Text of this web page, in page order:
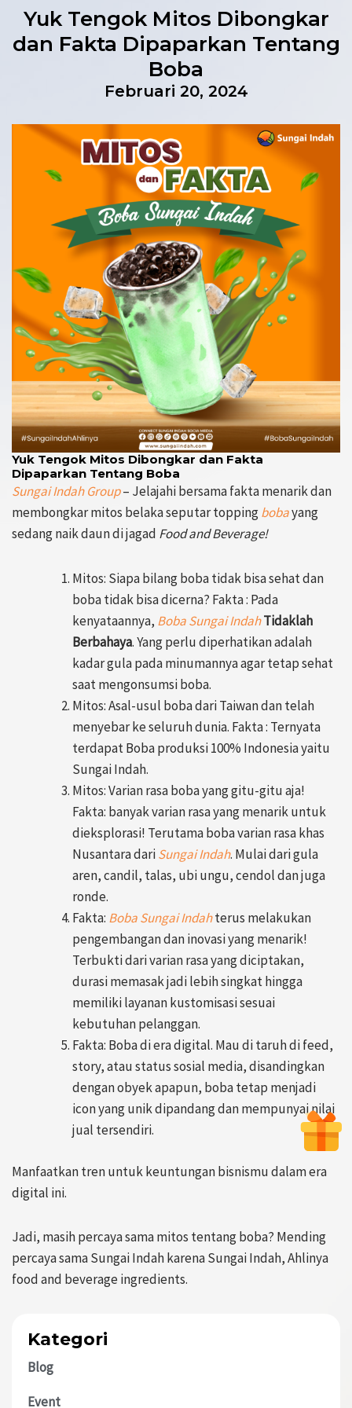
Kategori
Blog
Event
Yuk Tengok Mitos Dibongkar
dan Fakta Dipaparkan Tentang
Boba
Februari 20, 2024
Yuk Tengok Mitos Dibongkar dan Fakta
Dipaparkan Tentang Boba
Sungai Indah Group– Jelajahi bersama fakta menarik dan
membongkar mitos belaka seputar toppingbobayang
sedang naik daun di jagad Food and Beverage!
Mitos: Siapa bilang boba tidak bisa sehat dan
boba tidak bisa dicerna? Fakta : Pada
kenyataannya, Boba Sungai Indah Tidaklah
Berbahaya. Yang perlu diperhatikan adalah
kadar gula pada minumannya agar tetap sehat
saat mengonsumsi boba.
Mitos: Asal-usul boba dari Taiwan dan telah
menyebar ke seluruh dunia. Fakta : Ternyata
terdapat Boba produksi 100% Indonesia yaitu
Sungai Indah.
Mitos: Varian rasa boba yang gitu-gitu aja!
Fakta: banyak varian rasa yang menarik untuk
dieksplorasi! Terutama boba varian rasa khas
Nusantara dariSungai Indah. Mulai dari gula
aren, candil, talas, ubi ungu, cendol dan juga
ronde.
Fakta: Boba Sungai Indahterus melakukan
pengembangan dan inovasi yang menarik!
Terbukti dari varian rasa yang diciptakan,
durasi memasak jadi lebih singkat hingga
memiliki layanan kustomisasi sesuai
kebutuhan pelanggan.
Fakta: Boba di era digital. Mau di taruh di feed,
story, atau status sosial media, disandingkan
dengan obyek apapun, boba tetap menjadi
icon yang unik dipandang dan mempunyai nilai
jual tersendiri.
Manfaatkan tren untuk keuntungan bisnismu dalam era
digital ini.
Jadi, masih percaya sama mitos tentang boba? Mending
percaya sama Sungai Indah karena Sungai Indah, Ahlinya
food and beverage ingredients.